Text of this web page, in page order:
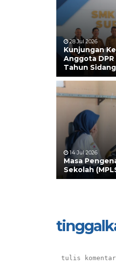
28 Jul 2026
Kunjungan
Anggota DPR
Tahun
14 Jul 2026
Masa
Sekolah